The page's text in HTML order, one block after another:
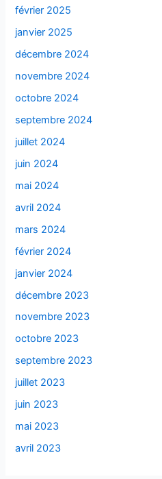
février 2025
janvier 2025
décembre 2024
novembre 2024
octobre 2024
septembre 2024
juillet 2024
juin 2024
mai 2024
avril 2024
mars 2024
février 2024
janvier 2024
décembre 2023
novembre 2023
octobre 2023
septembre 2023
juillet 2023
juin 2023
mai 2023
avril 2023